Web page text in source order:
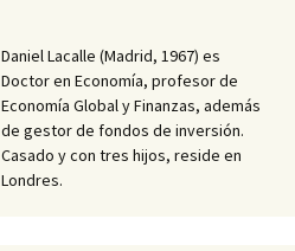
Daniel Lacalle (Madrid, 1967) es
Doctor en Economía, profesor de
Economía Global y Finanzas, además
de gestor de fondos de inversión.
Casado y con tres hijos, reside en
Londres.